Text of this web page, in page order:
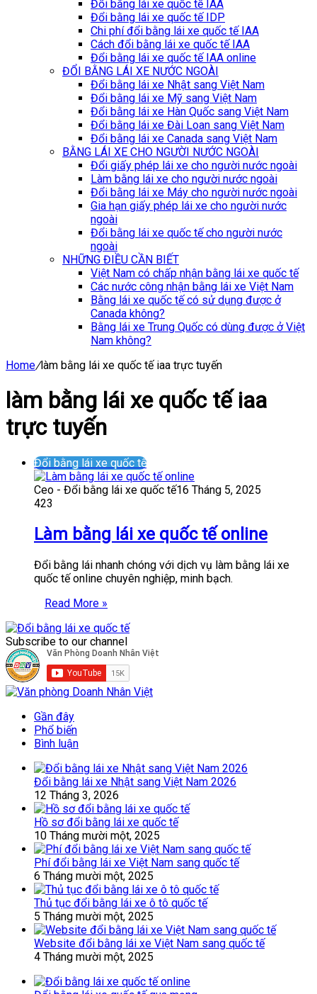
Đổi bằng lái xe quốc tế IAA
Đổi bằng lái xe quốc tế IDP
Chi phí đổi bằng lái xe quốc tế IAA
Cách đổi bằng lái xe quốc tế IAA
Đổi bằng lái xe quốc tế IAA online
ĐỔI BẰNG LÁI XE NƯỚC NGOÀI
Đổi bằng lái xe Nhật sang Việt Nam
Đổi bằng lái xe Mỹ sang Việt Nam
Đổi bằng lái xe Hàn Quốc sang Việt Nam
Đổi bằng lái xe Đài Loan sang Việt Nam
Đổi bằng lái xe Canada sang Việt Nam
BẰNG LÁI XE CHO NGƯỜI NƯỚC NGOÀI
Đổi giấy phép lái xe cho người nước ngoài
Làm bằng lái xe cho người nước ngoài
Đổi bằng lái xe Máy cho người nước ngoài
Gia hạn giấy phép lái xe cho người nước
ngoài
Đổi bằng lái xe quốc tế cho người nước
ngoài
NHỮNG ĐIỀU CẦN BIẾT
Việt Nam có chấp nhận bằng lái xe quốc tế
Các nước công nhận bằng lái xe Việt Nam
Bằng lái xe quốc tế có sử dụng được ở
Canada không?
Bằng lái xe Trung Quốc có dùng được ở Việt
Nam không?
Home/làm bằng lái xe quốc tế iaa trực tuyến
làm bằng lái xe quốc tế iaa
trực tuyến
Đổi bằng lái xe quốc tế
Ceo - Đổi bằng lái xe quốc tế16 Tháng 5, 2025
423
Làm bằng lái xe quốc tế online
Đổi bằng lái nhanh chóng với dịch vụ làm bằng lái xe
quốc tế online chuyên nghiệp, minh bạch.
Read More »
Subscribe to our channel
Gần đây
Phổ biến
Bình luận
Đổi bằng lái xe Nhật sang Việt Nam 2026
12 Tháng 3, 2026
Hồ sơ đổi bằng lái xe quốc tế
10 Tháng mười một, 2025
Phí đổi bằng lái xe Việt Nam sang quốc tế
6 Tháng mười một, 2025
Thủ tục đổi bằng lái xe ô tô quốc tế
5 Tháng mười một, 2025
Website đổi bằng lái xe Việt Nam sang quốc tế
4 Tháng mười một, 2025